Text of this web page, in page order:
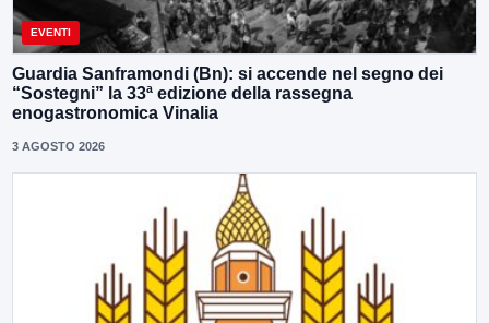
EVENTI
Guardia Sanframondi (Bn): si accende nel segno dei
“Sostegni” la 33ª edizione della rassegna
enogastronomica Vinalia
3 AGOSTO 2026